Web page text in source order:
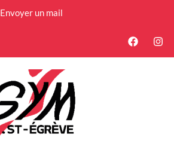
Envoyer un mail